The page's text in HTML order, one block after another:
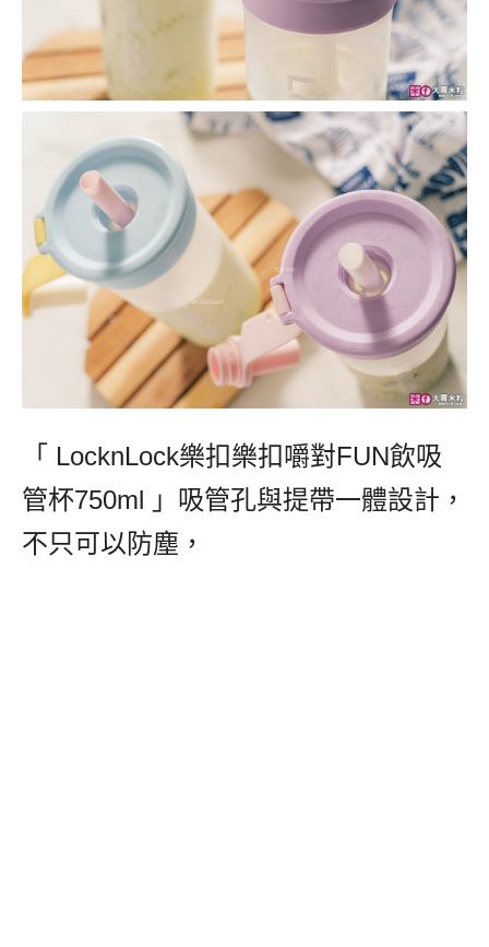
「 LocknLock樂扣樂扣嚼對FUN飲吸
管杯750ml 」吸管孔與提帶一體設計，
不只可以防塵，